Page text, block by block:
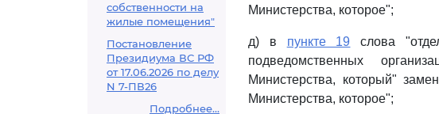
собственности на
жилые помещения"
Постановление
Президиума ВС РФ
от 17.06.2026 по делу
N 7-ПВ26
Подробнее...
Министерства, которое";
д) в пункте 19 слова
подведомственных
Министерства, который"
Министерства, которое";